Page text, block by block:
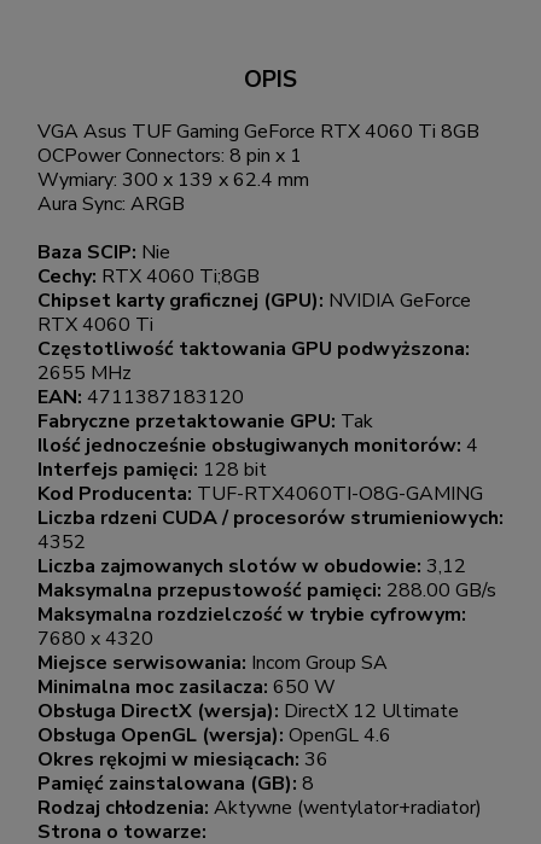
OPIS
VGA Asus TUF Gaming GeForce RTX 4060 Ti 8GB
OCPower Connectors: 8 pin x 1
Wymiary: 300 x 139 x 62.4 mm
Aura Sync: ARGB
Baza SCIP: Nie
Cechy: RTX 4060 Ti;8GB
Chipset karty graficznej (GPU): NVIDIA GeForce
RTX 4060 Ti
Częstotliwość taktowania GPU podwyższona:
2655 MHz
EAN: 4711387183120
Fabryczne przetaktowanie GPU: Tak
Ilość jednocześnie obsługiwanych monitorów: 4
Interfejs pamięci: 128 bit
Kod Producenta: TUF-RTX4060TI-O8G-GAMING
Liczba rdzeni CUDA / procesorów strumieniowych:
4352
Liczba zajmowanych slotów w obudowie: 3,12
Maksymalna przepustowość pamięci: 288.00 GB/s
Maksymalna rozdzielczość w trybie cyfrowym:
7680 x 4320
Miejsce serwisowania: Incom Group SA
Minimalna moc zasilacza: 650 W
Obsługa DirectX (wersja): DirectX 12 Ultimate
Obsługa OpenGL (wersja): OpenGL 4.6
Okres rękojmi w miesiącach: 36
Pamięć zainstalowana (GB): 8
Rodzaj chłodzenia: Aktywne (wentylator+radiator)
Strona o towarze: